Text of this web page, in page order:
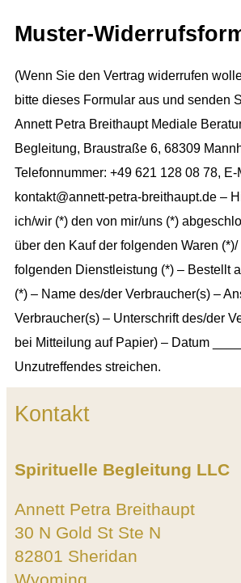
Muster-
(Wenn Sie den Vertrag widerrufen
bitte dieses Formular aus und senden
Annett Petra Breithaupt Mediale
Begleitung, Braustraße 6, 68309
Telefonnummer: +49 621 128 08 78,
kontakt@annett-petra-breithaupt.de –
ich/wir (*) den von mir/uns (*)
über den Kauf der folgenden Waren
folgenden Dienstleistung (*) – Bestellt
(*) – Name des/der Verbraucher(s) –
Verbraucher(s) – Unterschrift des/der
bei Mitteilung auf Papier) – Datum
Unzutreffendes streichen.
Kontakt
Spirituelle Begleitung LLC
Annett Petra Breithaupt
30 N Gold St Ste N
82801 Sheridan